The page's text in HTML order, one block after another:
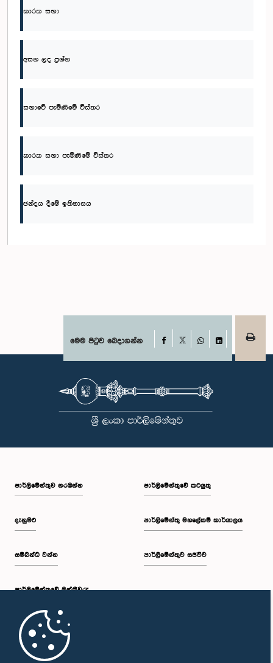
කාරක සභා
අසන ලද ප්‍රශ්න
සභාවේ පැමිණීමේ විස්තර
කාරක සභා පැමිණීමේ විස්තර
ඡන්දය දීමේ ඉතිහාසය
මෙම පිටුව බෙදාගන්න Facebook
WhatsAppLinkedIn
පාර්ලි‌මේන්තුව නරඹන්න
දැනුමට
සම්බන්ධ වන්න
පාර්ලි‌මේන්තුවේ මන්ත්‍රීවරු
මුල් පිටුව
පාර්ලිමේන්තුවේ කටයුතු
පාර්ලිමේන්තු මහලේකම් කාර්යාලය
පාර්ලිමේන්තුව සජීවීව